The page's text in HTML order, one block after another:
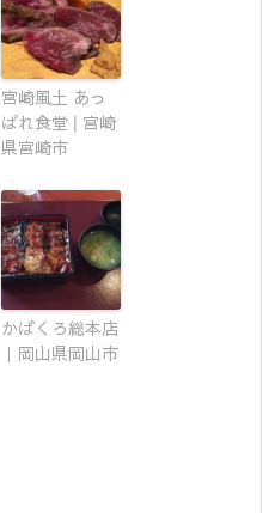
宮崎風土 あっ
ぱれ食堂 | 宮崎
県宮崎市
かばくろ総本店
｜岡山県岡山市